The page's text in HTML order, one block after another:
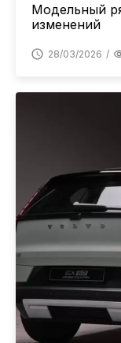
Модельный
изменений
28/03/2026